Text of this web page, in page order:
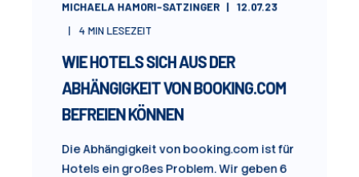
MICHAELA HAMORI-SATZINGER
12.07.23
4 MIN LESEZEIT
WIE HOTELS SICH AUS DER
ABHÄNGIGKEIT VON BOOKING.COM
BEFREIEN KÖNNEN
Die Abhängigkeit von booking.com ist für
Hotels ein großes Problem. Wir geben 6